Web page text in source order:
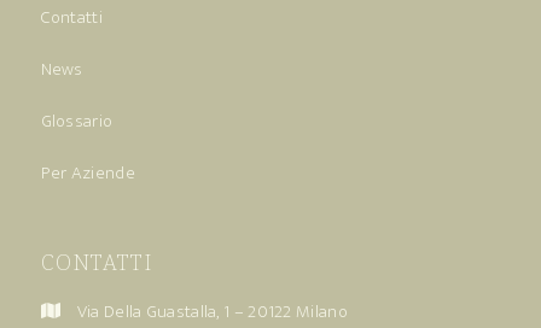
Contatti
News
Glossario
Per Aziende
CONTATTI
Via Della Guastalla, 1 – 20122 Milano